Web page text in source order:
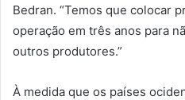
Bedran. “Temos que colocar
operação em três anos para
outros produtores.”
À medida que os países